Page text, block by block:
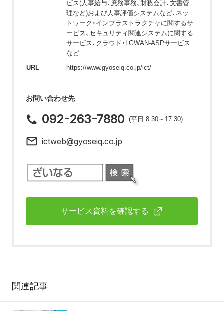
ビス(人事給与、庶務事務、財務会計、文書管
理など)および人事評価システムなど、ネッ
トワーク・インフラストラクチャに関するサ
ービス、セキュリティ関連システムに関する
サービス、クラウド・LGWAN-ASPサービス
など
URL
https://www.gyoseiq.co.jp/ict/
お問い合わせ先
092-263-7880 (平日 8:30～17:30)
ictweb@gyoseiq.co.jp
サービス資料を確認する
関連記事